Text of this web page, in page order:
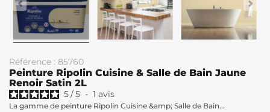
Référence : 85760
Peinture Ripolin Cuisine & Salle de Bain Jaune
Renoir Satin 2L
5/5 - 1 avis
La gamme de peinture Ripolin Cuisine &amp; Salle de Bain...